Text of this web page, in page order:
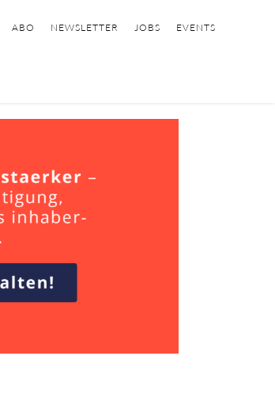
ABO NEWSLETTER JOBS EVENTS